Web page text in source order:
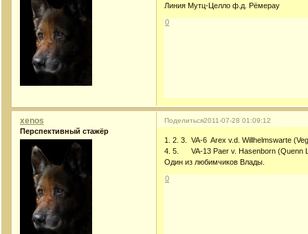
Линия Мутц-Целло ф.д. Рёмерау
0
Поделиться2011-07-28 01:09:12
xenos
Перспективный стажёр
1. 2. 3. VA-6 Arex v.d. Willhelmswarte
4. 5. VA-13 Paer v. Hasenborn (Quenn
Один из любимчиков Влады.
0